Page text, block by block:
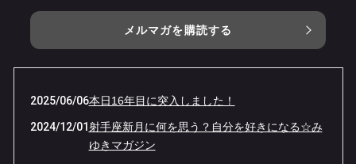
メルマガを購読する
2025/06/06本日16年目に突入しました！
2024/12/01射手座新月に何を思う？自分を好きになる☆み
ゆきマガジン